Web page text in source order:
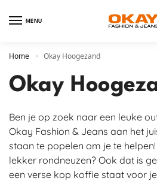
MENU
Home > Okay Hoogezand
Okay
Ben je op zoek naar een leuke
Okay Fashion & Jeans aan het
staan te popelen om je te
lekker rondneuzen? Ook dat is
een verse kop koffie staat voor